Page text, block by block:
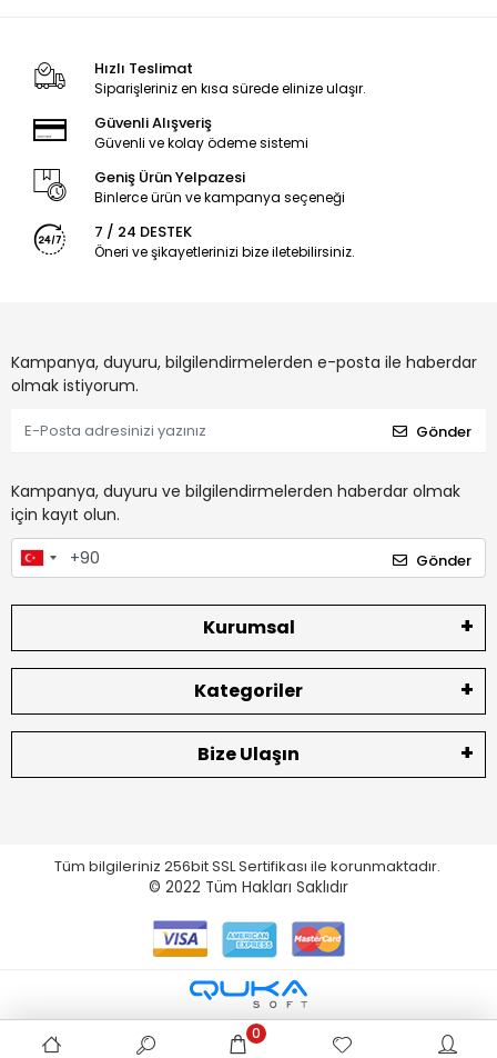
Hızlı Teslimat
Siparişleriniz en kısa sürede elinize ulaşır.
Güvenli Alışveriş
Güvenli ve kolay ödeme sistemi
Geniş Ürün Yelpazesi
Binlerce ürün ve kampanya seçeneği
7 / 24 DESTEK
Öneri ve şikayetlerinizi bize iletebilirsiniz.
Kampanya, duyuru, bilgilendirmelerden e-posta ile haberdar
olmak istiyorum.
Gönder
Kampanya, duyuru ve bilgilendirmelerden haberdar olmak
için kayıt olun.
Gönder
Kurumsal
Kategoriler
Bize Ulaşın
Tüm bilgileriniz 256bit SSL Sertifikası ile korunmaktadır.
© 2022 Tüm Hakları Saklıdır
0